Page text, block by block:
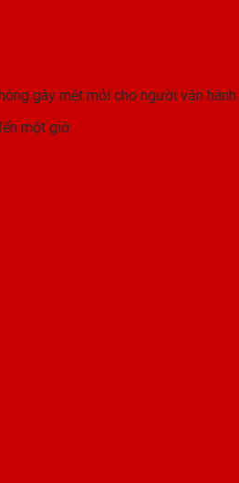
gây mệt mỏi cho người vận hành.
một giờ.